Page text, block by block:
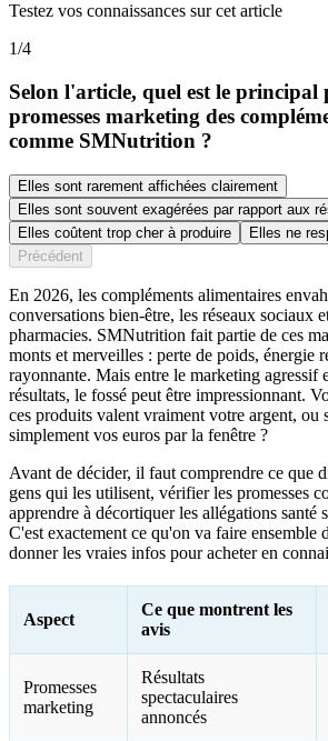
Testez vos connaissances sur cet article
1/4
Selon l'article, quel est le principal
promesses marketing des
comme SMNutrition ?
Elles sont rarement affichées clairement
Elles sont souvent exagérées par rapport aux
Elles coûtent trop cher à produire
Elles ne
Précédent
En 2026, les compléments alimentaires
conversations bien-être, les réseaux sociaux
pharmacies. SMNutrition fait partie de ces
monts et merveilles : perte de poids, énergie
rayonnante. Mais entre le marketing agressif
résultats, le fossé peut être impressionnant.
ces produits valent vraiment votre argent, ou
simplement vos euros par la fenêtre ?
Avant de décider, il faut comprendre ce que
gens qui les utilisent, vérifier les promesses
apprendre à décortiquer les allégations santé
C'est exactement ce qu'on va faire ensemble
donner les vraies infos pour acheter en
Aspect
Ce que montrent les
avis
Promesses
marketing
Résultats
spectaculaires
annoncés